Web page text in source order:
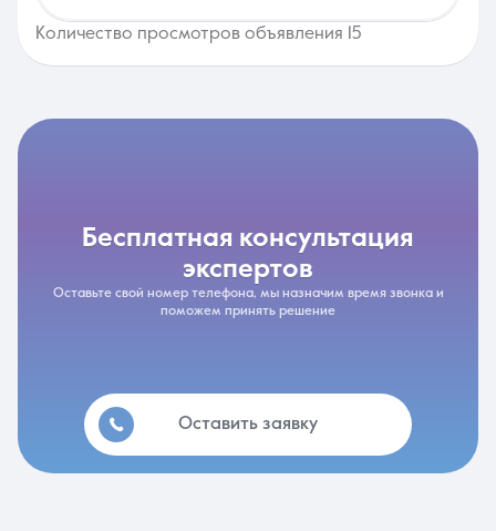
Количество просмотров объявления 15
бесплатная консультация
экспертов
Оставьте свой номер телефона, мы назначим время звонка и
поможем принять решение
Оставить заявку